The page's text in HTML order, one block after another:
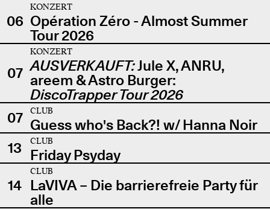
06
KONZERT
Opération Zéro - Almost Summer
Tour 2026
07
KONZERT
AUSVERKAUFT:Jule X, ANRU,
areem & Astro Burger:
DiscoTrapper Tour 2026
07
CLUB
Guess who's Back?! w/ Hanna Noir
13
CLUB
Friday Psyday
14
CLUB
LaVIVA – Die barrierefreie Party für
alle